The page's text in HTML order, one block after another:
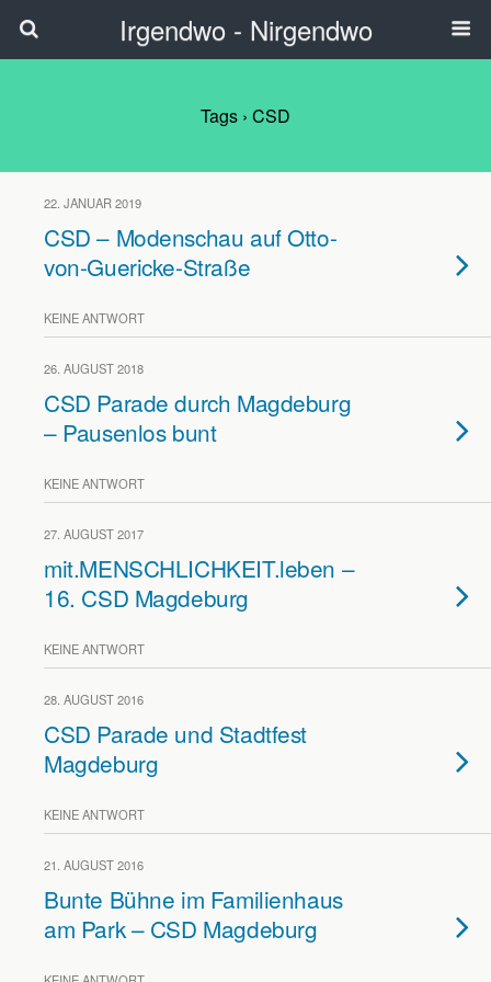
Irgendwo - Nirgendwo
Tags › CSD
22. JANUAR 2019
CSD – Modenschau auf Otto-
von-Guericke-Straße
KEINE ANTWORT
26. AUGUST 2018
CSD Parade durch Magdeburg
– Pausenlos bunt
KEINE ANTWORT
27. AUGUST 2017
mit.MENSCHLICHKEIT.leben –
16. CSD Magdeburg
KEINE ANTWORT
28. AUGUST 2016
CSD Parade und Stadtfest
Magdeburg
KEINE ANTWORT
21. AUGUST 2016
Bunte Bühne im Familienhaus
am Park – CSD Magdeburg